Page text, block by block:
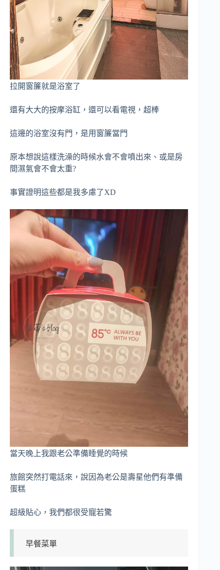
拉開窗簾就是浴室了
還有大大的按摩浴缸，還可以看電視，超棒
這邊的浴室沒有門，是用窗簾當門
原本想說這樣洗澡的時候水會不會噴出來、或是房
間濕氣會不會太重?
事實證明這些都是我多慮了XD
當天晚上我跟老公準備睡覺的時候
旅館突然打電話來，說因為老公是壽星他們有準備
蛋糕
超級貼心，我們都很受寵若驚
早餐菜單